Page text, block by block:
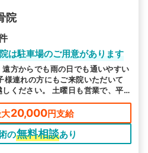
院
は駐車場のご用意があります
方からでも雨の日でも通いやすい
様連れの方にもご来院いただいて
ください。 土曜日も営業で、平
をご用意しています。
20,000円支給
の無料相談あり